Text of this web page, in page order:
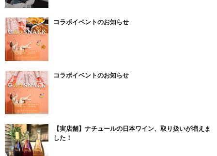
コラボイベントのお知らせ
コラボイベントのお知らせ
【実店舗】ナチュールの日本ワイン、取り扱いが増えま
した！